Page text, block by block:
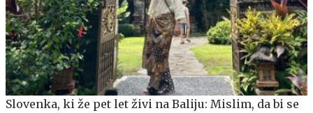
Slovenka, ki že pet let živi na Baliju: Mislim, da bi se